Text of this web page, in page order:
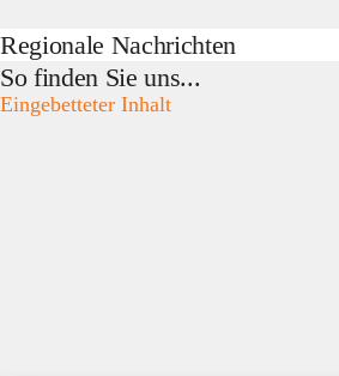
Regionale Nachrichten
So finden Sie uns...
Eingebetteter Inhalt